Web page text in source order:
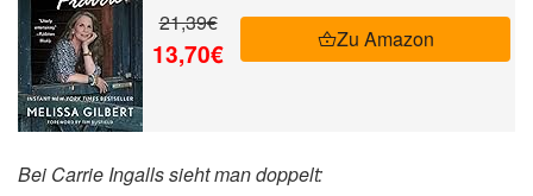
21,39€
13,70€ Zu Amazon
Bei Carrie Ingalls sieht man doppelt: